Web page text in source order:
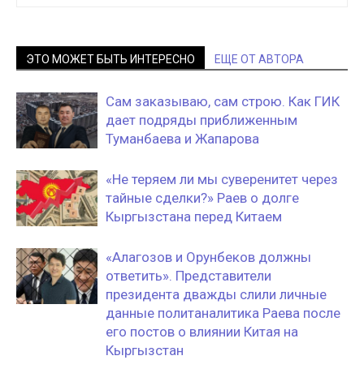
ЭТО МОЖЕТ БЫТЬ ИНТЕРЕСНО ЕЩЕ ОТ АВТОРА
Сам заказываю, сам строю. Как ГИК
дает подряды приближенным
Туманбаева и Жапарова
«Не теряем ли мы суверенитет через
тайные сделки?» Раев о долге
Кыргызстана перед Китаем
«Алагозов и Орунбеков должны
ответить». Представители
президента дважды слили личные
данные политаналитика Раева после
его постов о влиянии Китая на
Кыргызстан